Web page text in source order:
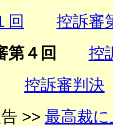
回
控訴審
第４回
控
控訴審判決
告 >> 最高裁